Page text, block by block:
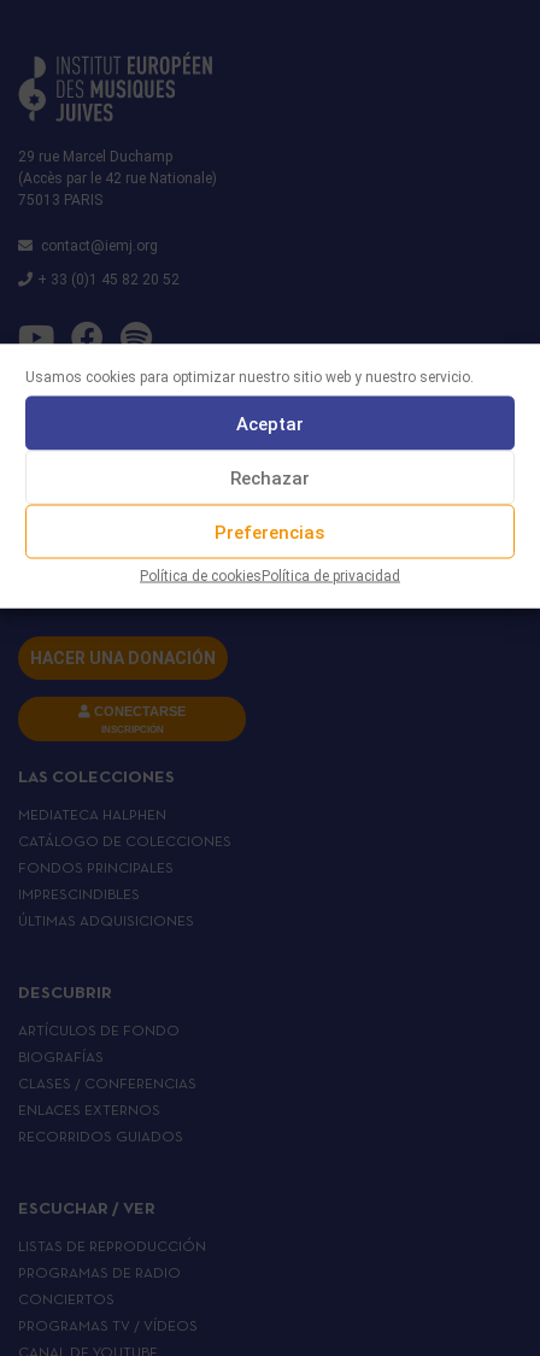
Usamos cookies para optimizar nuestro sitio web y nuestro servicio.
Aceptar
Rechazar
Preferencias
Política de cookiesPolítica de privacidad
29 rue Marcel Duchamp
(Accès par le 42 rue Nationale)
75013 PARIS
contact@iemj.org
+ 33 (0)1 45 82 20 52
EL IEMJ
COMPAÑEROS
SE HABLA DE NOSOTROS
HACER UNA DONACIÓN
CONECTARSE
INSCRIPCIÓN
LAS COLECCIONES
MEDIATECA HALPHEN
CATÁLOGO DE COLECCIONES
FONDOS PRINCIPALES
IMPRESCINDIBLES
ÚLTIMAS ADQUISICIONES
DESCUBRIR
ARTÍCULOS DE FONDO
BIOGRAFÍAS
CLASES / CONFERENCIAS
ENLACES EXTERNOS
RECORRIDOS GUIADOS
ESCUCHAR / VER
LISTAS DE REPRODUCCIÓN
PROGRAMAS DE RADIO
CONCIERTOS
PROGRAMAS TV / VÍDEOS